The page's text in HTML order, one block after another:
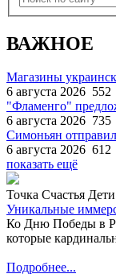
ВАЖНОЕ
Магазины
6 августа 2026 552
"Фламенго"
6 августа 2026 735
Симоньян
6 августа 2026 612
показать ещё
Точка Счастья Дети
Уникальные
Ко Дню Победы в
которые
Подробнее...